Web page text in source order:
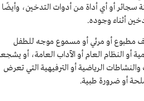
سجائر أو أي أداة من أدوات التدخين، وأيضًا
أثناء وجوده.
مطبوع أو مرئي أو مسموع موجه للطفل
أو النظام العام أو الآداب العامة، أو
الرياضية أو الترفيهية التي تعرض
أو ضرورة طبية.